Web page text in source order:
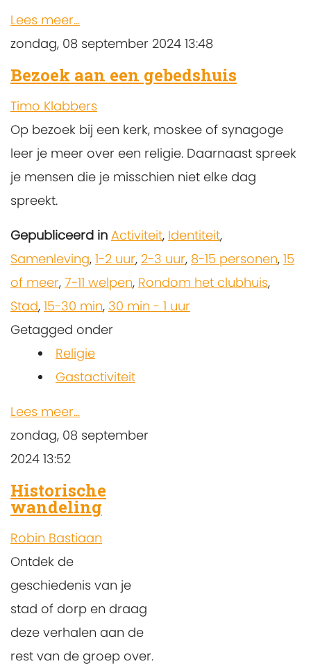
Lees meer...
zondag, 08 september 2024 13:48
Bezoek aan een gebedshuis
Timo Klabbers
Op bezoek bij een kerk, moskee of synagoge
leer je meer over een religie. Daarnaast spreek
je mensen die je misschien niet elke dag
spreekt.
Gepubliceerd in Activiteit, Identiteit,
Samenleving, 1-2 uur, 2-3 uur, 8-15 personen, 15
of meer, 7-11 welpen, Rondom het clubhuis,
Stad, 15-30 min, 30 min - 1 uur
Getagged onder
Religie
Gastactiviteit
Lees meer...
zondag, 08 september
2024 13:52
Historische
wandeling
Robin Bastiaan
Ontdek de
geschiedenis van je
stad of dorp en draag
deze verhalen aan de
rest van de groep over.